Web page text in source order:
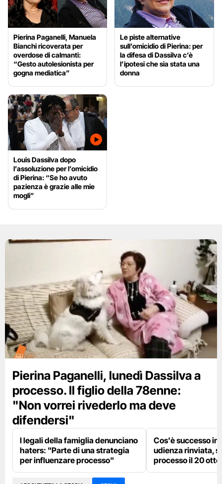
Pierina Paganelli, Manuela
Bianchi ricoverata per
overdose di calmanti:
“Gesto autolesionista per
gogna mediatica”
Le piste alternative
sull’omicidio di Pierina: per
la difesa di Dassilva c’è
l’ipotesi che sia stata una
donna
Louis Dassilva dopo
l’assoluzione per l’omicidio
di Pierina: “Se ho avuto
pazienza è grazie alle mie
mogli”
Pierina Paganelli, lunedì Dassilva a
processo. Il figlio della 78enne:
"Non vorrei rivederlo ma deve
difendersi"
I legali della famiglia denunciano
haters: "Parte di una strategia
per influenzare processo"
Cos'è successo in
udienza rinviata,
processo il 20